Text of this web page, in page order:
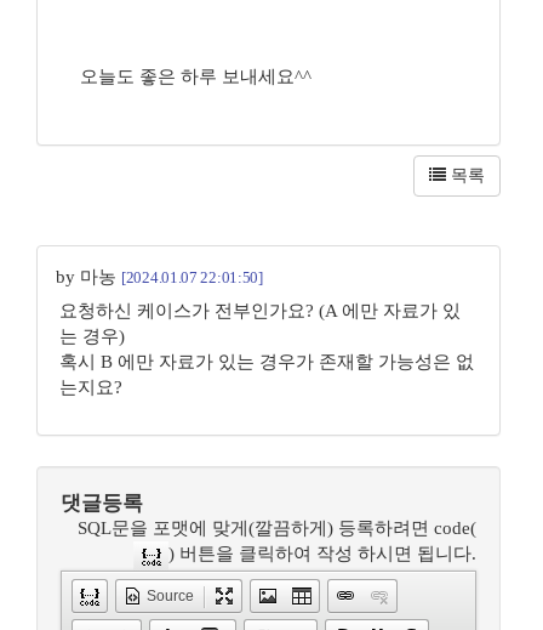
오늘도 좋은 하루 보내세요^^
목록
by 마농 [2024.01.07 22:01:50]
요청하신 케이스가 전부인가요? (A 에만 자료가 있
는 경우)
혹시 B 에만 자료가 있는 경우가 존재할 가능성은 없
는지요?
댓글등록
SQL문을 포맷에 맞게(깔끔하게) 등록하려면 code(
) 버튼을 클릭하여 작성 하시면 됩니다.
Source